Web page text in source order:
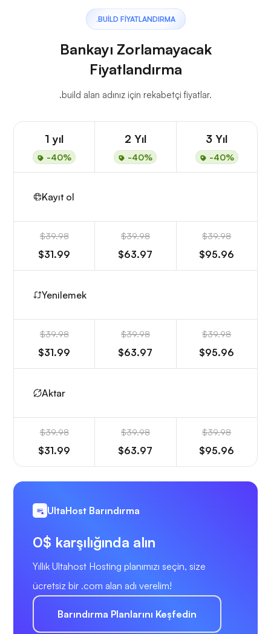
.BUILD FIYATLANDIRMA
Bankayı Zorlamayacak
Fiyatlandırma
.build alan adınız için rekabetçi fiyatlar.
1 yıl
-40%
2 Yıl
-40%
3 Yıl
-40%
Kayıt ol
$39.98
$31.99
$39.98
$63.97
$39.98
$95.96
Yenilemek
$39.98
$31.99
$39.98
$63.97
$39.98
$95.96
Aktar
$39.98
$31.99
$39.98
$63.97
$39.98
$95.96
UltaHost Barındırma
0$ karşılığında alın
Yıllık Ultahost Hosting planımızı seçin, size
ücretsiz bir .com alan adı verelim!
Barındırma Planlarını Keşfedin